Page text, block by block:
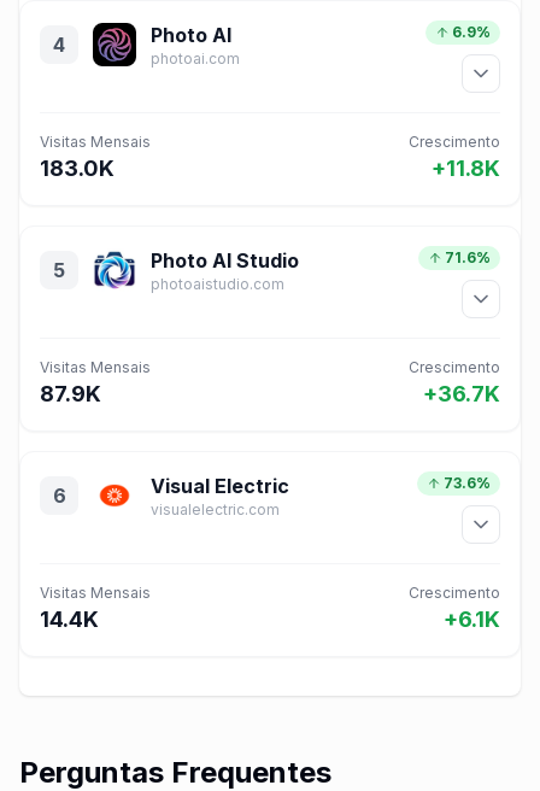
4 Photo AI
photoai.com
6.9%
Visitas Mensais
183.0K
Crescimento
+11.8K
5 Photo AI Studio
photoaistudio.com
71.6%
Visitas Mensais
87.9K
Crescimento
+36.7K
6 Visual Electric
visualelectric.com
73.6%
Visitas Mensais
14.4K
Crescimento
+6.1K
Perguntas Frequentes